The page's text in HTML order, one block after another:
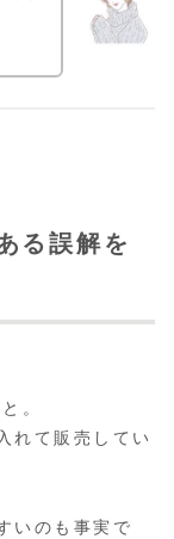
る誤解を
。
れて販売してい
いのも事実で